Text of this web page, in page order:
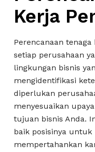
Kerja
Perencanaan
setiap perusahaan
lingkungan bisnis
mengidentifikasi
diperlukan
menyesuaikan
tujuan bisnis Anda.
baik posisinya untuk
mempertahankan